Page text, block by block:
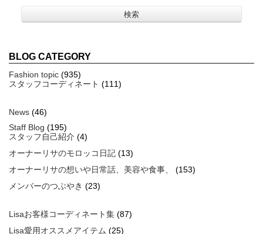
BLOG CATEGORY
Fashion topic (935)
スタッフコーディネート (111)
News (46)
Staff Blog (195)
スタッフ自己紹介 (4)
オーナーリサのモロッコ日記 (13)
オーナーリサの想いや日常話、美容や食事、
(153)
メンバーのつぶやき (23)
Lisaお客様コーディネート集 (87)
Lisa愛用オススメアイテム (25)